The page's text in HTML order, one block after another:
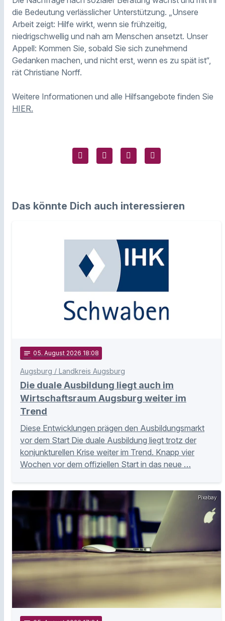
die Bedeutung verlässlicher Unterstützung. „Unsere
Arbeit zeigt: Hilfe wirkt, wenn sie frühzeitig,
niedrigschwellig und nah am Menschen ansetzt. Unser
Appell: Kommen Sie, sobald Sie sich zunehmend
Gedanken machen, und nicht erst, wenn es zu spät ist“,
rät Christiane Norff.
Weitere Informationen und alle Hilfsangebote finden Sie
HIER.
Das könnte Dich auch interessieren
notes 05. August 2026 18:08
Augsburg / Landkreis Augsburg
Die duale Ausbildung liegt auch im
Wirtschaftsraum Augsburg weiter im
Trend
Diese Entwicklungen prägen den Ausbildungsmarkt
vor dem Start Die duale Ausbildung liegt trotz der
konjunkturellen Krise weiter im Trend. Knapp vier
Wochen vor dem offiziellen Start in das neue …
Pixabay